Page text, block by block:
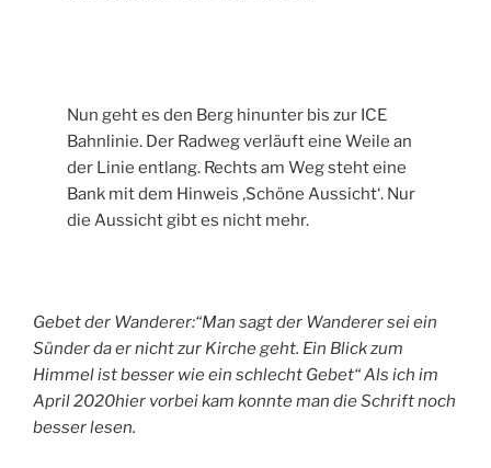
Nun geht es den Berg hinunter bis zur ICE
Bahnlinie. Der Radweg verläuft eine Weile an
der Linie entlang. Rechts am Weg steht eine
Bank mit dem Hinweis ‚Schöne Aussicht‘. Nur
die Aussicht gibt es nicht mehr.
Gebet der Wanderer:“Man sagt der Wanderer sei ein
Sünder da er nicht zur Kirche geht. Ein Blick zum
Himmel ist besser wie ein schlecht Gebet“ Als ich im
April 2020hier vorbei kam konnte man die Schrift noch
besser lesen.